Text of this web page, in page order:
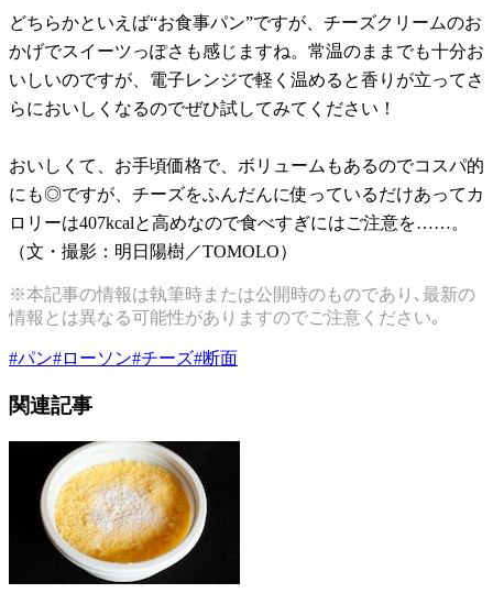
どちらかといえば“お食事パン”ですが、チーズクリームのお
かげでスイーツっぽさも感じますね。常温のままでも十分お
いしいのですが、電子レンジで軽く温めると香りが立ってさ
らにおいしくなるのでぜひ試してみてください！
おいしくて、お手頃価格で、ボリュームもあるのでコスパ的
にも◎ですが、チーズをふんだんに使っているだけあってカ
ロリーは407kcalと高めなので食べすぎにはご注意を……。
（文・撮影：明日陽樹／TOMOLO）
※本記事の情報は執筆時または公開時のものであり､最新の
情報とは異なる可能性がありますのでご注意ください｡
#パン#ローソン#チーズ#断面
関連記事